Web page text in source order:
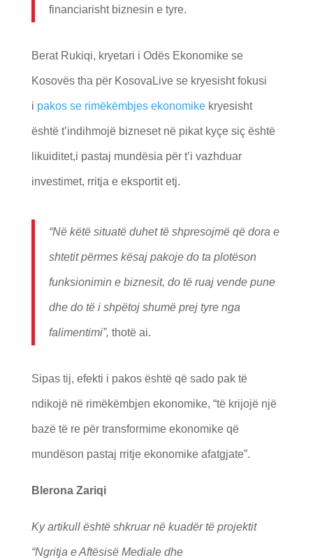
financiarisht biznesin e tyre.
Berat Rukiqi, kryetari i Odës Ekonomike se
Kosovës tha për KosovaLive se kryesisht fokusi
i pakos se rimëkëmbjes ekonomikekryesisht
është t’indihmojë bizneset në pikat kyçe siç është
likuiditet,i pastaj mundësia për t’i vazhduar
investimet, rritja e eksportit etj.
“Në këtë situatë duhet të shpresojmë që dora e
shtetit përmes kësaj pakoje do ta plotëson
funksionimin e biznesit, do të ruaj vende pune
dhe do të i shpëtoj shumë prej tyre nga
falimentimi”, thotë ai.
Sipas tij, efekti i pakos është që sado pak të
ndikojë në rimëkëmbjen ekonomike, “të krijojë një
bazë të re për transformime ekonomike që
mundëson pastaj rritje ekonomike afatgjate”.
Blerona Zariqi
Ky artikull është shkruar në kuadër të projektit
“Ngritja e Aftësisë Mediale dhe